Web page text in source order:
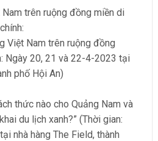
trên ruộng đồng miền di
Việt Nam trên ruộng đồng
Ngày 20, 21 và 22-4-2023 tại
phố Hội An)
thức nào cho Quảng Nam và
du lịch xanh?” (Thời gian:
nhà hàng The Field, thành